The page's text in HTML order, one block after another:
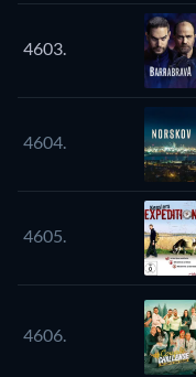
4603.
4604.
4605.
4606.